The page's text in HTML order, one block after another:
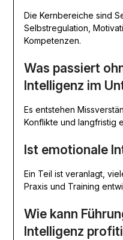
Die Kernbereiche sind
Selbstregulation,
Kompetenzen.
Was passiert
Intelligenz im
Es entstehen
Konflikte und langfristig
Ist emotionale
Ein Teil ist veranlagt,
Praxis und Training
Wie kann
Intelligenz